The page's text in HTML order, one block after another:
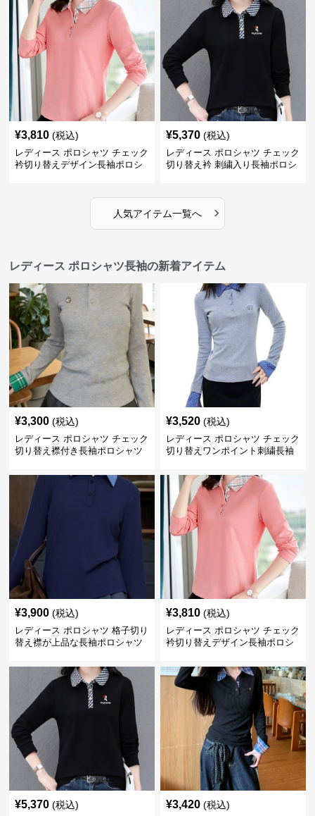
¥3,810 (税込)
レディース ポロシャツ チェック
衿切り替えデザイン長袖ポロシ
¥5,370 (税込)
レディース ポロシャツ チェック
切り替え衿 刺繍入り長袖ポロシ
人気アイテム一覧へ ›
レディース ポロシャツ長袖の新着アイテム
¥3,300 (税込)
レディース ポロシャツ チェック
切り替え襟付き長袖ポロシャツ
¥3,520 (税込)
レディース ポロシャツ チェック
切り替えワンポイント刺繍長袖
¥3,900 (税込)
レディース ポロシャツ 格子切り
替え襟が上品な長袖ポロシャツ
¥3,810 (税込)
レディース ポロシャツ チェック
衿切り替えデザイン長袖ポロシ
¥5,370 (税込) ¥3,420 (税込)